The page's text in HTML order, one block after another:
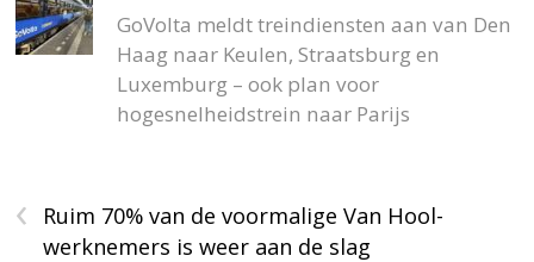
GoVolta meldt treindiensten aan van Den
Haag naar Keulen, Straatsburg en
Luxemburg – ook plan voor
hogesnelheidstrein naar Parijs
‹
Ruim 70% van de voormalige Van Hool-
werknemers is weer aan de slag